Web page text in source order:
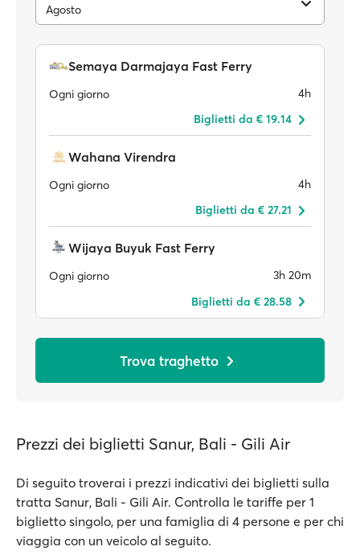
Agosto
Semaya Darmajaya Fast Ferry
Ogni giorno
4h
Biglietti da € 19.14
Wahana Virendra
Ogni giorno
4h
Biglietti da € 27.21
Wijaya Buyuk Fast Ferry
Ogni giorno
3h 20m
Biglietti da € 28.58
Trova traghetto
Prezzi dei biglietti Sanur, Bali - Gili Air
Di seguito troverai i prezzi indicativi dei biglietti sulla
tratta Sanur, Bali - Gili Air. Controlla le tariffe per 1
biglietto singolo, per una famiglia di 4 persone e per chi
viaggia con un veicolo al seguito.